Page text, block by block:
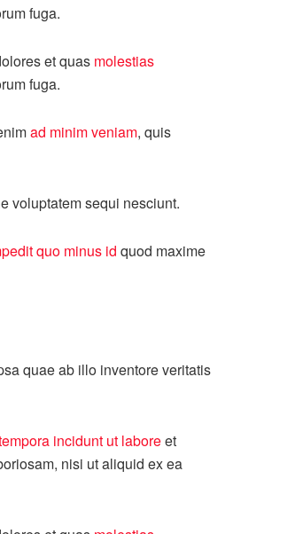
fuga.
et quas molestias
fuga.
ad minim veniam, quis
voluptatem sequi nesciunt.
quo minus id quod maxime
quae ab illo inventore veritatis
incidunt ut laboreet
nisi ut aliquid ex ea